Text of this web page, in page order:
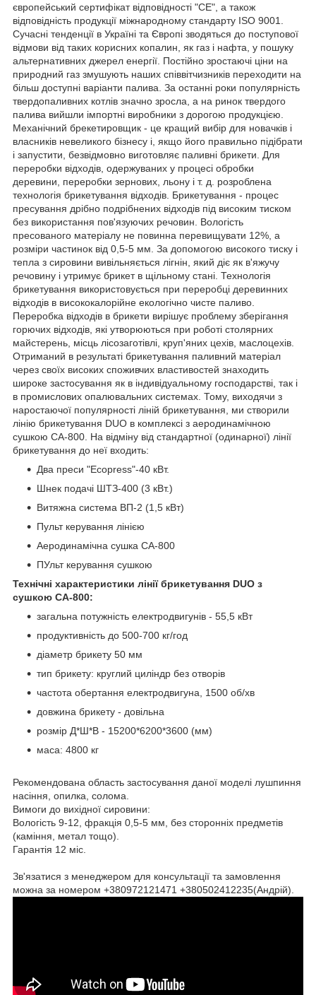
європейський сертифікат відповідності "СЕ", а також
відповідність продукції міжнародному стандарту ISO 9001.
Сучасні тенденції в Україні та Європі зводяться до поступової
відмови від таких корисних копалин, як газ і нафта, у пошуку
альтернативних джерел енергії. Постійно зростаючі ціни на
природний газ змушують наших співвітчизників переходити на
більш доступні варіанти палива. За останні роки популярність
твердопаливних котлів значно зросла, а на ринок твердого
палива вийшли імпортні виробники з дорогою продукцією.
Механічний брекетировщик - це кращий вибір для новачків і
власників невеликого бізнесу і, якщо його правильно підібрати
і запустити, безвідмовно виготовляє паливні брикети. Для
переробки відходів, одержуваних у процесі обробки
деревини, переробки зернових, льону і т. д. розроблена
технологія брикетування відходів. Брикетування - процес
пресування дрібно подрібнених відходів під високим тиском
без використання пов'язуючих речовин. Вологість
пресованого матеріалу не повинна перевищувати 12%, а
розміри частинок від 0,5-5 мм. За допомогою високого тиску і
тепла з сировини вивільняється лігнін, який діє як в'яжучу
речовину і утримує брикет в щільному стані. Технологія
брикетування використовується при переробці деревинних
відходів в висококалорійне екологічно чисте паливо.
Переробка відходів в брикети вирішує проблему зберігання
горючих відходів, які утворюються при роботі столярних
майстерень, місць лісозаготівлі, круп'яних цехів, маслоцехів.
Отриманий в результаті брикетування паливний матеріал
через своїх високих споживчих властивостей знаходить
широке застосування як в індивідуальному господарстві, так і
в промислових опалювальних системах. Тому, виходячи з
наростаючої популярності ліній брикетування, ми створили
лінію брикетування DUO в комплексі з аеродинамічною
сушкою СА-800. На відміну від стандартної (одинарної) лінії
брикетування до неї входить:
Два преси "Ecopress"-40 кВт.
Шнек подачі ШТЗ-400 (3 кВт.)
Витяжна система ВП-2 (1,5 кВт)
Пульт керування лінією
Аеродинамічна сушка СА-800
ПУльт керування сушкою
Технічні характеристики лінії брикетування DUO з
сушкою СА-800:
загальна потужність електродвигунів - 55,5 кВт
продуктивність до 500-700 кг/год
діаметр брикету 50 мм
тип брикету: круглий циліндр без отворів
частота обертання електродвигуна, 1500 об/хв
довжина брикету - довільна
розмір Д*Ш*В - 15200*6200*3600 (мм)
маса: 4800 кг
Рекомендована область застосування даної моделі лушпиння
насіння, опилка, солома.
Вимоги до вихідної сировини:
Вологість 9-12, фракція 0,5-5 мм, без сторонніх предметів
(каміння, метал тощо).
Гарантія 12 міс.
Зв'язатися з менеджером для консультації та замовлення
можна за номером +380972121471 +380502412235(Андрій).